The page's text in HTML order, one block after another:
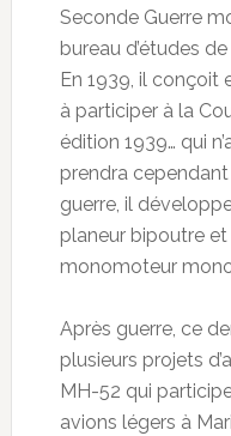
Seconde Guerre
bureau d’études
En 1939, il conçoit
à participer à la
édition 1939… qui
prendra
guerre, il
planeur bipoutre
monomoteur
Après guerre, ce
plusieurs projets
MH-52 qui
avions légers à